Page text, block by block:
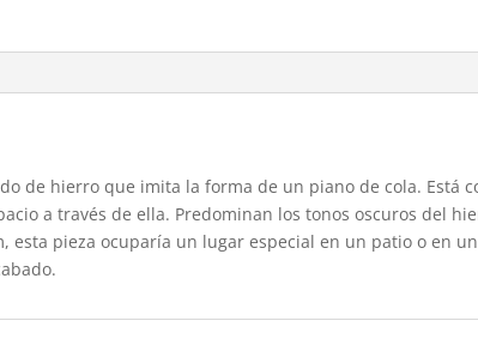
de hierro que imita la forma de un piano de cola. Está
a través de ella. Predominan los tonos oscuros del
esta pieza ocuparía un lugar especial en un patio o en